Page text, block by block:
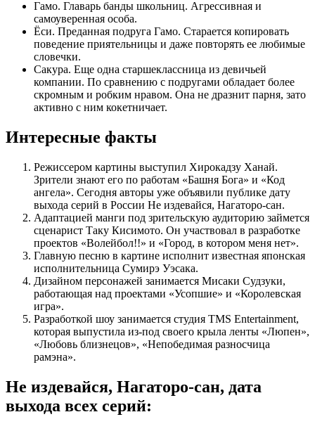
Гамо. Главарь банды школьниц. Агрессивная и
самоуверенная особа.
Ёси. Преданная подруга Гамо. Старается копировать
поведение приятельницы и даже повторять ее любимые
словечки.
Сакура. Еще одна старшеклассница из девичьей
компании. По сравнению с подругами обладает более
скромным и робким нравом. Она не дразнит парня, зато
активно с ним кокетничает.
Интересные факты
Режиссером картины выступил Хирокадзу Ханай.
Зрители знают его по работам «Башня Бога» и «Код
ангела». Сегодня авторы уже объявили публике дату
выхода серий в России Не издевайся, Нагаторо-сан.
Адаптацией манги под зрительскую аудиторию займется
сценарист Таку Кисимото. Он участвовал в разработке
проектов «Волейбол!!» и «Город, в котором меня нет».
Главную песню в картине исполнит известная японская
исполнительница Сумирэ Уэсака.
Дизайном персонажей занимается Мисаки Судзуки,
работающая над проектами «Усопшие» и «Королевская
игра».
Разработкой шоу занимается студия TMS Entertainment,
которая выпустила из-под своего крыла ленты «Люпен»,
«Любовь близнецов», «Непобедимая разносчица
рамэна».
Не издевайся, Нагаторо-сан, дата
выхода всех серий: